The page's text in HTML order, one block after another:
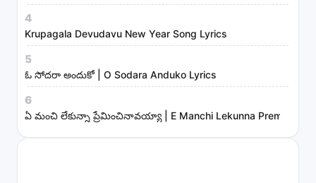
4
Krupagala Devudavu New Year Song Lyrics
5
ఓ సోదరా అందుకో | O Sodara Anduko Lyrics
6
ఏ మంచి లేకున్నా ప్రేమించినావయ్యా | E Manchi Lekunna